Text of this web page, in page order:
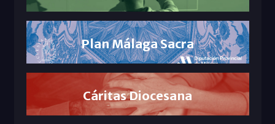
Plan Málaga Sacra
Cáritas Diocesana